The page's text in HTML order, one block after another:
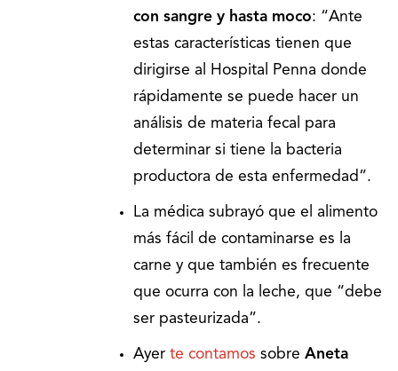
con sangre y hasta moco: “Ante
estas características tienen que
dirigirse al Hospital Penna donde
rápidamente se puede hacer un
análisis de materia fecal para
determinar si tiene la bacteria
productora de esta enfermedad”.
La médica subrayó que el alimento
más fácil de contaminarse es la
carne y que también es frecuente
que ocurra con la leche, que “debe
ser pasteurizada”.
Ayer te contamos sobre Aneta